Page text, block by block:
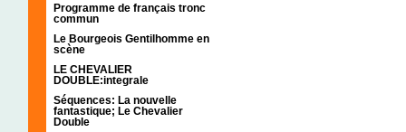
Programme de français tronc
commun
Le Bourgeois Gentilhomme en
scène
LE CHEVALIER
DOUBLE:integrale
Séquences: La nouvelle
fantastique; Le Chevalier
Double